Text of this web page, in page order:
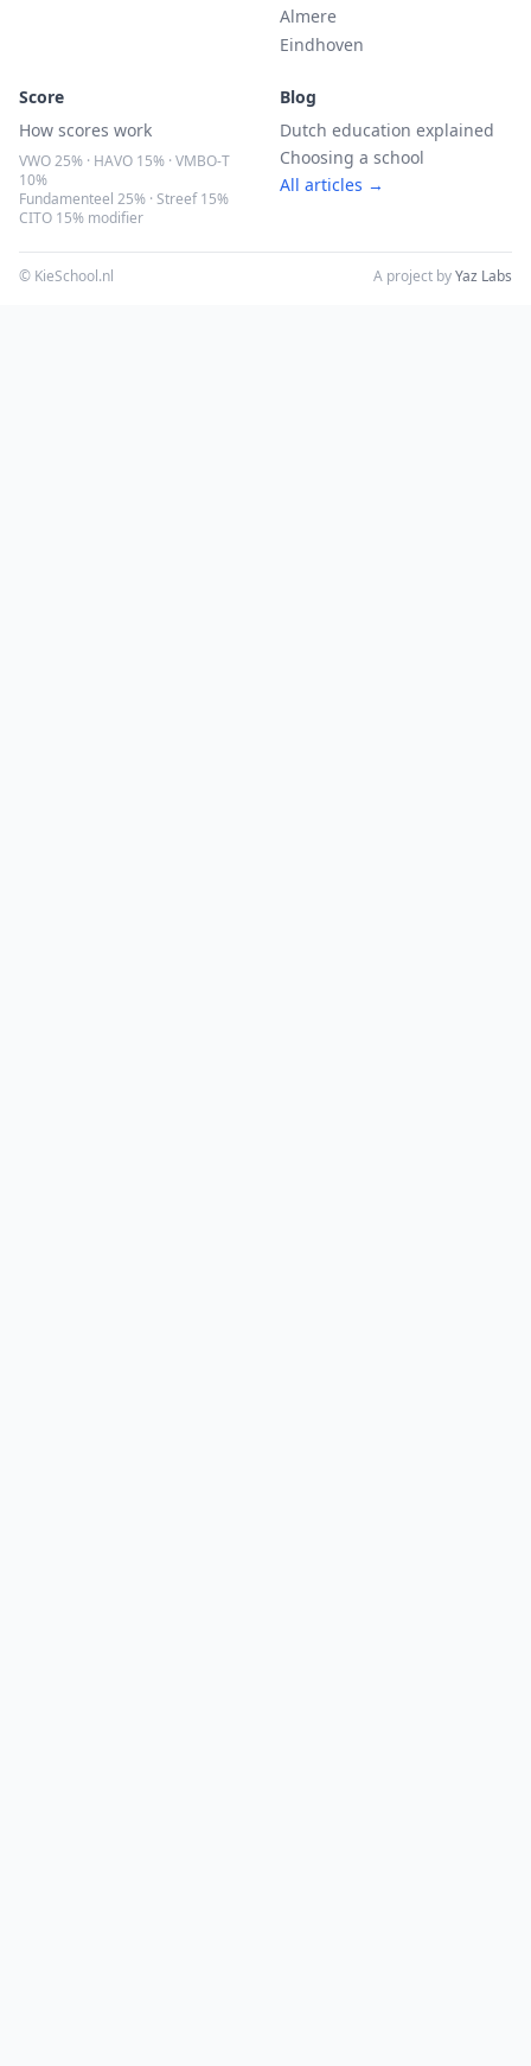
Almere
Eindhoven
Score
How scores work
VWO 25% · HAVO 15% · VMBO-T
10%
Fundamenteel 25% · Streef 15%
CITO 15% modifier
Blog
Dutch education explained
Choosing a school
All articles →
© KieSchool.nl A project byYaz Labs